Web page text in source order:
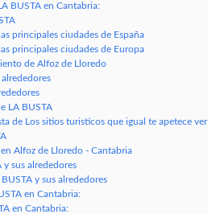
BUSTA en Cantabria:
principales ciudades de España
principales ciudades de Europa
de Alfoz de Lloredo
alrededores
LA BUSTA
de Los sitios turisticos que igual te apetece ver
Alfoz de Lloredo - Cantabria
y sus alrededores
y sus alrededores
en Cantabria:
en Cantabria: